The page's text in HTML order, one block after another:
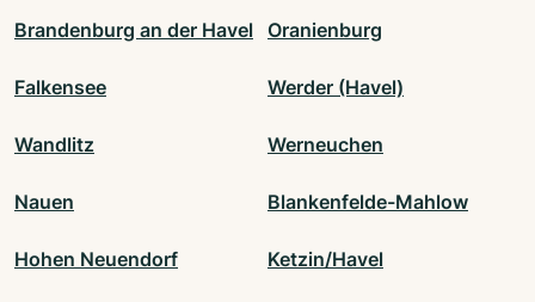
Brandenburg an der Havel Oranienburg
Falkensee Werder (Havel)
Wandlitz Werneuchen
Nauen Blankenfelde-Mahlow
Hohen Neuendorf Ketzin/Havel